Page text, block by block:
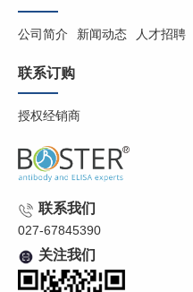
公司简介 新闻动态 人才招聘
联系订购
授权经销商
联系我们
027-67845390
关注我们